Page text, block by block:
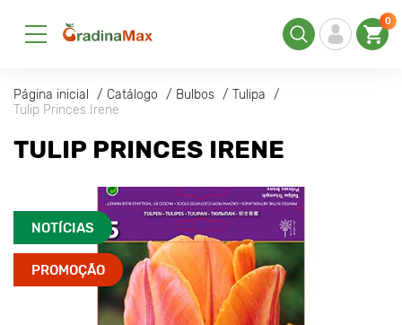
0
Página inicial Catálogo Bulbos
Tulipa
Tulip Princes Irene
TULIP PRINCES IRENE
NOTÍCIAS
PROMOÇÃO